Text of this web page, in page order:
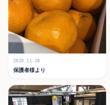
2020.11.28
保護者様より